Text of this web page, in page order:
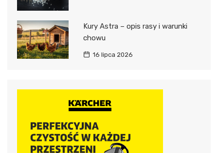
Kury Astra – opis rasy i warunki
chowu
16 lipca 2026